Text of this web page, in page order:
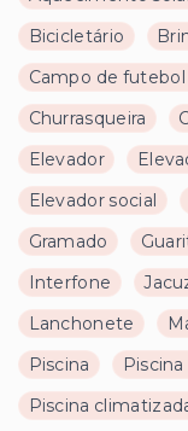
Bicicletário
Campo de
Churrasqueira
Elevador
Elevador social
Gramado
Interfone
Lanchonete
Piscina
Piscina